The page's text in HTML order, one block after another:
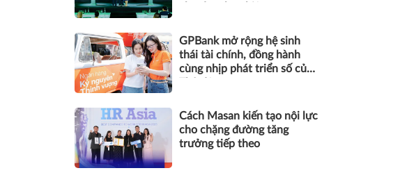
GPBank mở rộng hệ sinh
thái tài chính, đồng hành
cùng nhịp phát triển số của
Cách Masan kiến tạo nội lực
cho chặng đường tăng
trưởng tiếp theo